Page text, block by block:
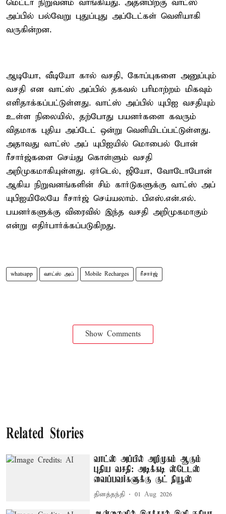
மெட்டா நிறுவனம் வாங்கியது. அதன்பிறகு வாட்ஸ்
அப்பில் பல்வேறு புதுப்புது அப்டேட்கள் வெளியாகி
வருகின்றன.
ஆடியோ, வீடியோ கால் வசதி, கோப்புகளை அனுப்பும்
வசதி என வாட்ஸ் அப்பில் தகவல் பரிமாற்றம் மிகவும்
எளிதாக்கப்பட்டுள்ளது. வாட்ஸ் அப்பில் யுபிஐ வசதியும்
உள்ள நிலையில், தற்போது பயனர்களை கவரும்
விதமாக புதிய அப்டேட் ஒன்று வெளியிடப்பட்டுள்ளது.
அதாவது வாட்ஸ் அப் யுபிஐயில் மொபைல் போன்
ரீசார்ஜ்களை செய்து கொள்ளும் வசதி
அறிமுகமாகியுள்ளது. ஏர்டெல், ஜியோ, வோடோபோன்
ஆகிய நிறுவனங்களின் சிம் கார்டுகளுக்கு வாட்ஸ் அப்
யுபிஐயிலேயே ரீசார்ஜ் செய்யலாம். பிஎஸ்.என்.எல்.
பயனர்களுக்கு விரைவில் இந்த வசதி அறிமுகமாகும்
என்று எதிர்பார்க்கப்படுகிறது.
whatsapp வாட்ஸ் அப் Mobile Recharges ரீசார்ஜ்
Show Comments
Related Stories
வாட்ஸ் அப்பில் அறிமுகம் ஆகும்
புதிய வசதி: அடிக்கடி ஸ்டேடஸ்
வைப்பவர்களுக்கு குட் நியூஸ்
தினத்தந்தி 01 Aug 2026